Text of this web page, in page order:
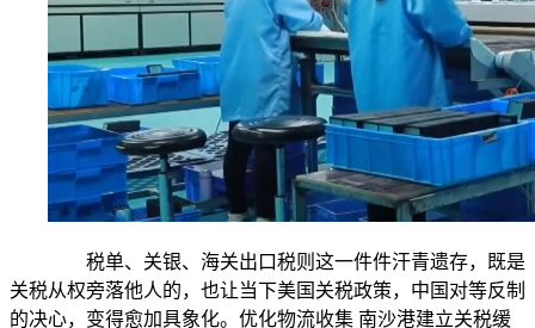
税单、关银、海关出口税则这一件件汗青遗存，既是
关税从权旁落他人的，也让当下美国关税政策，中国对等反制
的决心，变得愈加具象化。优化物流收集 南沙港建立关税缓